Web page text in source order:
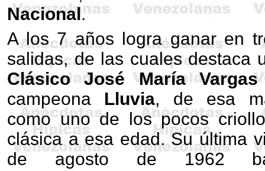
Nacional.
A los 7 años logra ganar en
salidas, de las cuales destaca
Clásico José María Vargas
campeona Lluvia, de esa
como uno de los pocos
clásica a esa edad. Su última
de agosto de 1962